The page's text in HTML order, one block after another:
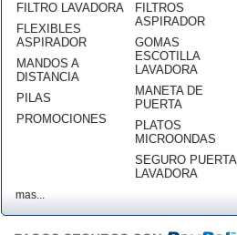
FILTRO LAVADORA
FLEXIBLES
ASPIRADOR
MANDOS A
DISTANCIA
PILAS
PROMOCIONES
FILTROS
ASPIRADOR
GOMAS
ESCOTILLA
LAVADORA
MANETA DE
PUERTA
PLATOS
MICROONDAS
SEGURO PUERTA
LAVADORA
mas...